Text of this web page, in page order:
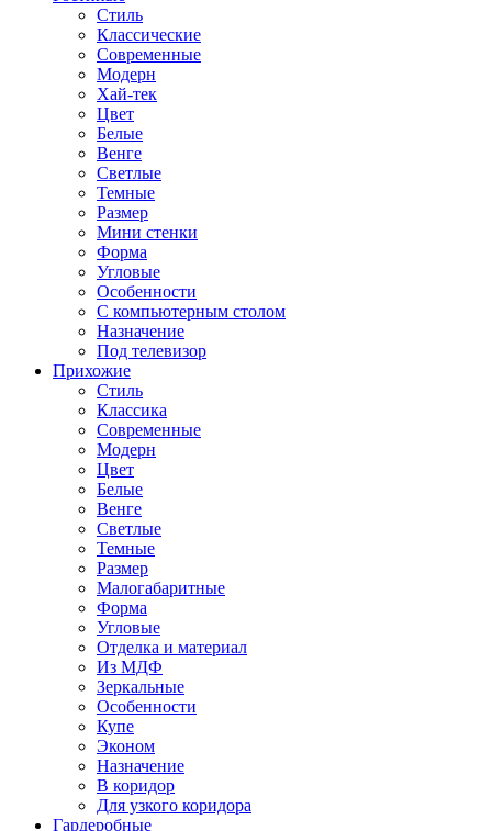
Стиль
Классические
Современные
Модерн
Хай-тек
Цвет
Белые
Венге
Светлые
Темные
Размер
Мини стенки
Форма
Угловые
Особенности
С компьютерным столом
Назначение
Под телевизор
Прихожие
Стиль
Классика
Современные
Модерн
Цвет
Белые
Венге
Светлые
Темные
Размер
Малогабаритные
Форма
Угловые
Отделка и материал
Из МДФ
Зеркальные
Особенности
Купе
Эконом
Назначение
В коридор
Для узкого коридора
Гардеробные